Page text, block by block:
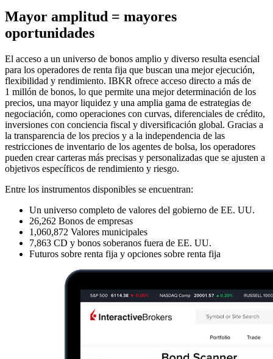
Mayor amplitud = mayores
oportunidades
El acceso a un universo de bonos amplio y diverso resulta esencial
para los operadores de renta fija que buscan una mejor ejecución,
flexibilidad y rendimiento. IBKR ofrece acceso directo a más de
1 millón de bonos, lo que permite una mejor determinación de los
precios, una mayor liquidez y una amplia gama de estrategias de
negociación, como operaciones con curvas, diferenciales de crédito,
inversiones con conciencia fiscal y diversificación global. Gracias a
la transparencia de los precios y a la independencia de las
restricciones de inventario de los agentes de bolsa, los operadores
pueden crear carteras más precisas y personalizadas que se ajusten a
objetivos específicos de rendimiento y riesgo.
Entre los instrumentos disponibles se encuentran:
Un universo completo de valores del gobierno de EE. UU.
26,262 Bonos de empresas
1,060,872 Valores municipales
7,863 CD y bonos soberanos fuera de EE. UU.
Futuros sobre renta fija y opciones sobre renta fija